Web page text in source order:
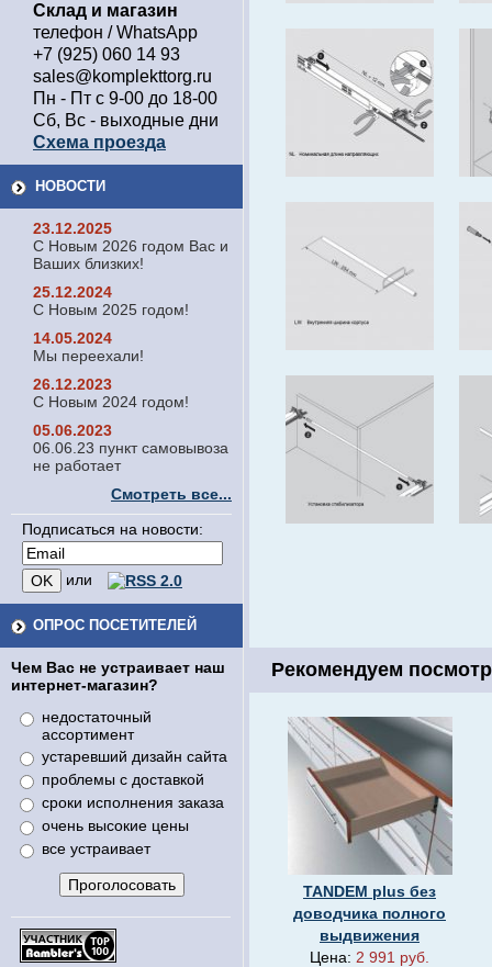
Склад и магазин
телефон / WhatsApp
+7 (925) 060 14 93
sales@komplekttorg.ru
Пн - Пт с 9-00 до 18-00
Сб, Вс - выходные дни
Схема проезда
НОВОСТИ
23.12.2025
С Новым 2026 годом Вас и
Ваших близких!
25.12.2024
С Новым 2025 годом!
14.05.2024
Мы переехали!
26.12.2023
С Новым 2024 годом!
05.06.2023
06.06.23 пункт самовывоза
не работает
Смотреть все...
Подписаться на новости:
или
ОПРОС ПОСЕТИТЕЛЕЙ
Чем Вас не устраивает наш
интернет-магазин?
недостаточный
ассортимент
устаревший дизайн сайта
проблемы с доставкой
сроки исполнения заказа
очень высокие цены
все устраивает
Рекомендуем
TANDEM plus без
доводчика полного
выдвижения
Цена: 2 991 руб.